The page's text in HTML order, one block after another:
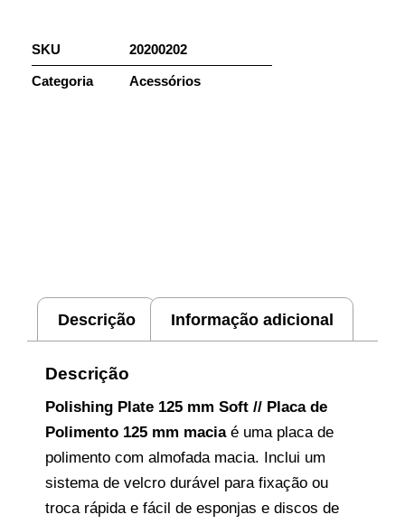
SKU 20200202
Categoria Acessórios
Descrição Informação adicional
Descrição
Polishing Plate 125 mm Soft // Placa de
Polimento 125 mm macia é uma placa de
polimento com almofada macia. Inclui um
sistema de velcro durável para fixação ou
troca rápida e fácil de esponjas e discos de